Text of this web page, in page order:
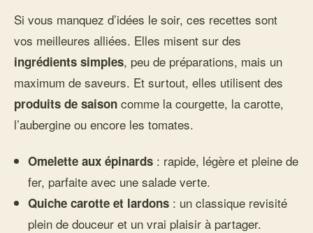
Si vous manquez d’idées le soir, ces recettes sont
vos meilleures alliées. Elles misent sur des
ingrédients simples, peu de préparations, mais un
maximum de saveurs. Et surtout, elles utilisent des
produits de saison comme la courgette, la carotte,
l’aubergine ou encore les tomates.
Omelette aux épinards : rapide, légère et pleine de
fer, parfaite avec une salade verte.
Quiche carotte et lardons : un classique revisité
plein de douceur et un vrai plaisir à partager.